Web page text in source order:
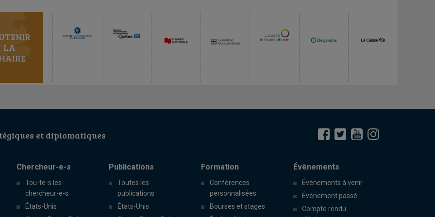
LA
et diplomatiques
Chercheur-e-s
Tou-te-s les
chercheur-e-s
États-Unis
Publications
Toutes les
publications
États-Unis
Formation
Conférences
personnalisées
Bourses et stages
Évènements
Évènements à venir
Évènement passé
Compte rendu